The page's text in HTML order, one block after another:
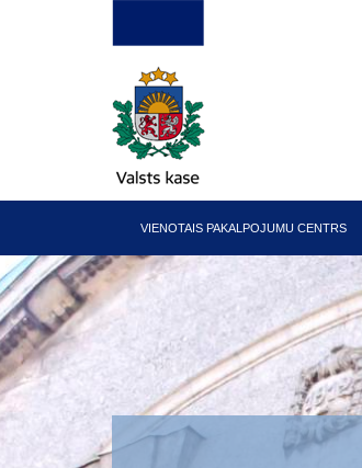
Galvenā
izvēlne
VIENOTAIS PAKALPOJUMU CENTRS